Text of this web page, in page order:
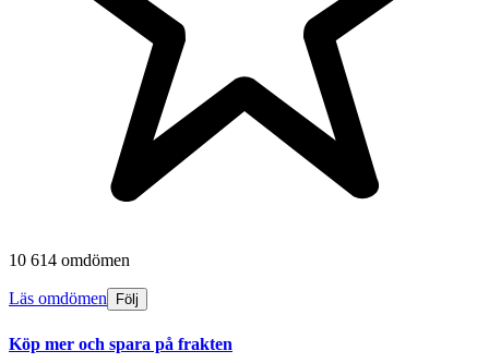
10 614 omdömen
Läs omdömen Följ
Köp mer och spara på frakten